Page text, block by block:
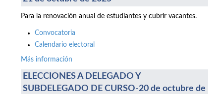
Para la renovación anual de estudiantes y cubrir vacantes.
Convocatoria
Calendario electoral
Más información
ELECCIONES A DELEGADO Y
SUBDELEGADO DE CURSO-20 de octubre de